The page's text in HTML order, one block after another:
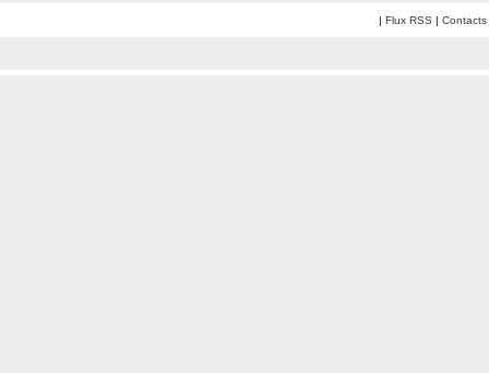
| Flux RSS | Contacts